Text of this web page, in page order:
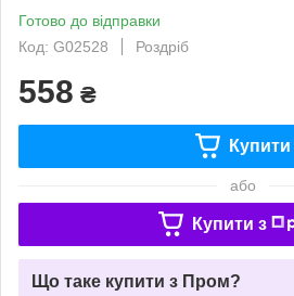
Готово до відправки
Код: G02528
Роздріб
558 ₴
Купити
або
Купити з
Що таке купити з Пром?